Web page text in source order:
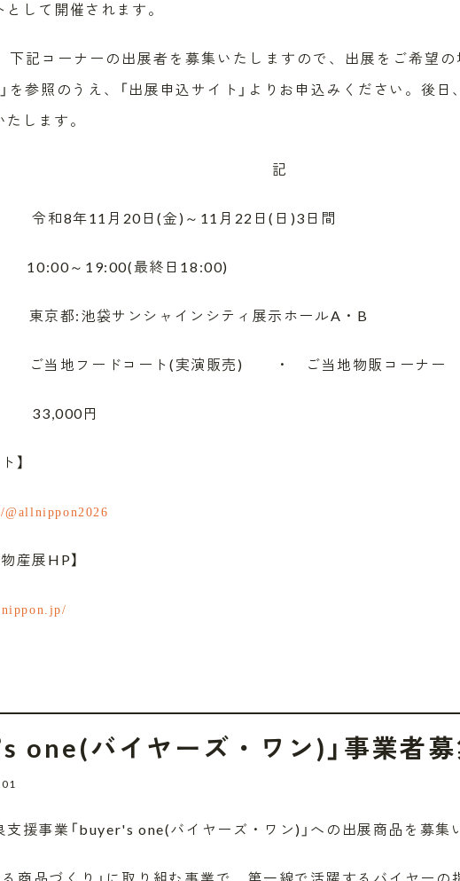
として開催されます。
下記コーナーの出展者を募集いたしますので、出展をご希望の
を参照のうえ、「出展申込サイト」よりお申込みください。後
します。
和8年11月20日(金)～11月22日(日)3日間
最終日18:00)
京都:池袋サンシャインシティ展示ホールA・B
当地フードコート(実演販売) ・ ご当地物販コーナー
円
】
産展HP】
one(バイヤーズ・ワン)」事業者
支援事業「buyer's one(バイヤーズ・ワン)」への出展商品を募集